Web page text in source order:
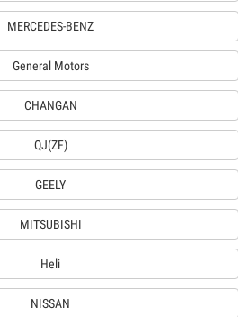
MERCEDES-BENZ
General Motors
CHANGAN
QJ(ZF)
GEELY
MITSUBISHI
Heli
NISSAN